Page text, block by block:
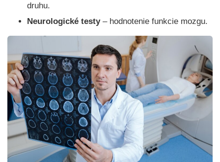
druhu.
Neurologické testy– hodnotenie funkcie mozgu.